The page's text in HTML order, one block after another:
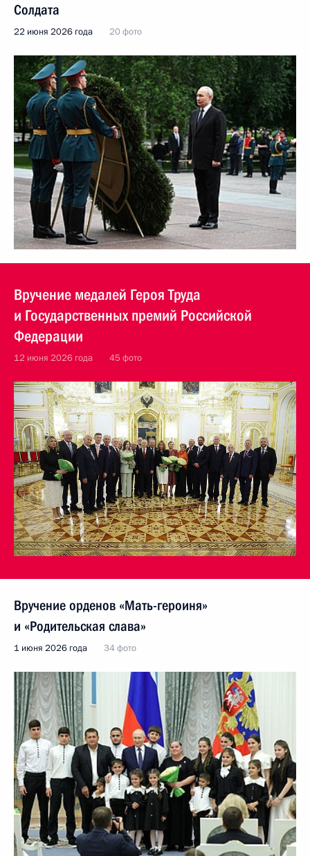
Солдата
22 июня 2026 года 20 фото
Вручение медалей Героя Труда
и Государственных премий Российской
Федерации
12 июня 2026 года 45 фото
Вручение орденов «Мать-героиня»
и «Родительская слава»
1 июня 2026 года 34 фото